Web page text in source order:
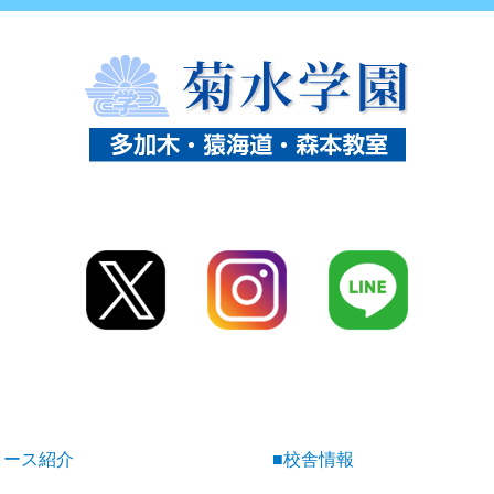
ス紹介 ■校舎情報